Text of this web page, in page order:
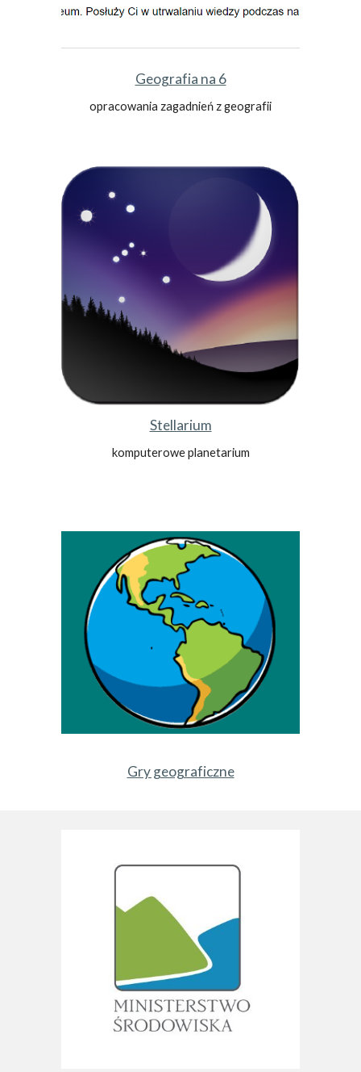
Geografia na 6
opracowania zagadnień z geografii
Stellarium
komputerowe planetarium
Gry geograficzne